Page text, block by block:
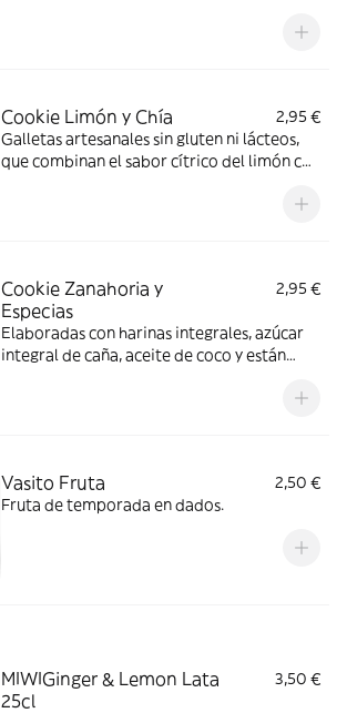
Cookie Limón y Chía
2,95 €
Galletas artesanales sin gluten ni lácteos,
que combinan el sabor cítrico del limón con
Cookie Zanahoria y
Especias
2,95 €
Elaboradas con harinas integrales, azúcar
integral de caña, aceite de coco y están
Vasito Fruta
2,50 €
Fruta de temporada en dados.
MIWIGinger & Lemon Lata
25cl
3,50 €